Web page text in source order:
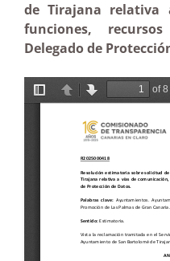
de Tirajana relativa
funciones,
Delegado de